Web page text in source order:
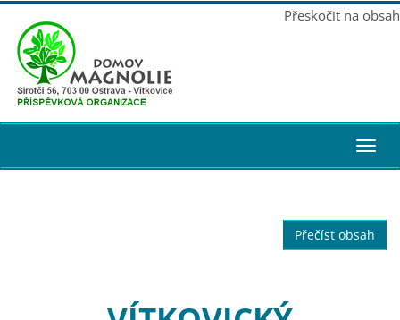
Přeskočit na obsah
Přečíst obsah